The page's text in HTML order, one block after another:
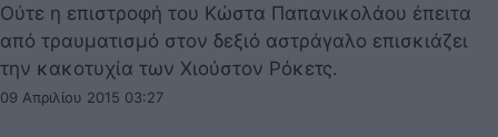
Ούτε η επιστροφή του Κώστα Παπανικολάου έπειτα
από τραυματισμό στον δεξιό αστράγαλο επισκιάζει
την κακοτυχία των Χιούστον Ρόκετς.
09 Απριλίου 2015 03:27